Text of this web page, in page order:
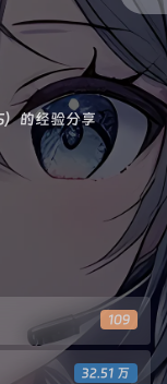
的经验分享
109
32.51 万